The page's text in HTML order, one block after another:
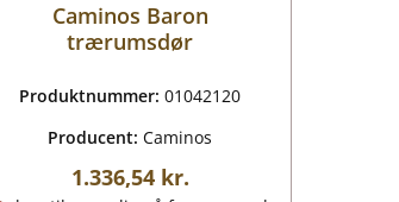
Caminos Baron
trærumsdør
Produktnummer:01042120
Producent:Caminos
Almindelig pris:
1.336,54 kr.